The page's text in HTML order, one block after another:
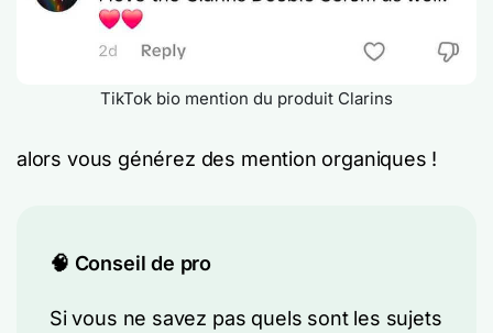
TikTok bio mention du produit Clarins
alors vous générez des mention organiques !
🧠 Conseil de pro
Si vous ne savez pas quels sont les sujets